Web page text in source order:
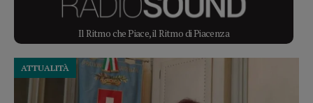
Il Ritmo che Piace, il Ritmo di Piacenza
ATTUALITÀ